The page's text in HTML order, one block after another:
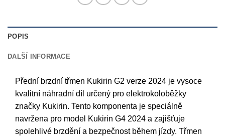
POPIS
DALŠÍ INFORMACE
Přední brzdní třmen Kukirin G2 verze 2024 je vysoce
kvalitní náhradní díl určený pro elektrokoloběžky
značky Kukirin. Tento komponenta je speciálně
navržena pro model Kukirin G4 2024 a zajišťuje
spolehlivé brzdění a bezpečnost během jízdy. Třmen